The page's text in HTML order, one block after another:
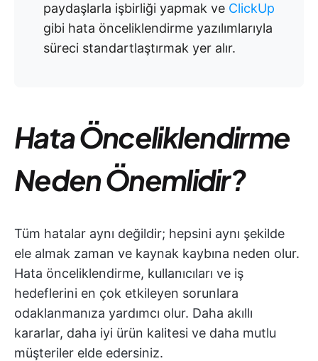
paydaşlarla işbirliği yapmak ve ClickUp
gibi hata önceliklendirme yazılımlarıyla
süreci standartlaştırmak yer alır.
Hata Önceliklendirme
Neden Önemlidir?
Tüm hatalar aynı değildir; hepsini aynı şekilde
ele almak zaman ve kaynak kaybına neden olur.
Hata önceliklendirme, kullanıcıları ve iş
hedeflerini en çok etkileyen sorunlara
odaklanmanıza yardımcı olur. Daha akıllı
kararlar, daha iyi ürün kalitesi ve daha mutlu
müşteriler elde edersiniz.